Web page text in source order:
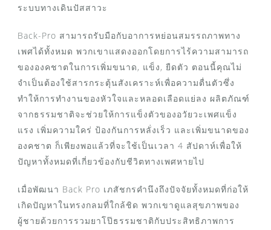
ระบบทางเดินปัสสาวะ
Back-Pro สามารถรับมือกับอาการหย่อนสมรรถภาพทาง
เพศได้ทั้งหมด พวกเขาแสดงออกโดยการไร้ความสามารถ
ขององคชาตในการเพิ่มขนาด, แข็ง, ยืดตัว ตอนนี้คุณไม่
จำเป็นต้องใช้สารกระตุ้นสังเคราะห์เพื่อความตื่นตัวซึ่ง
ทำให้การทำงานของหัวใจและหลอดเลือดแย่ลง ผลิตภัณฑ์
จากธรรมชาติจะช่วยให้การแข็งตัวของอวัยวะเพศแข็ง
แรง เพิ่มความใคร่ ป้องกันการหลั่งเร็ว และเพิ่มขนาดของ
องคชาต ก็เพียงพอแล้วที่จะใช้เป็นเวลา 4 สัปดาห์เพื่อให้
ปัญหาทั้งหมดที่เกี่ยวข้องกับชีวิตทางเพศหายไป
เมื่อพัฒนา Back Pro เภสัชกรคำนึงถึงปัจจัยทั้งหมดที่ก่อให้
เกิดปัญหาในทรงกลมที่ใกล้ชิด พวกเขาดูแลสุขภาพของ
ผู้ชายด้วยการรวมยาโป๊ธรรมชาติกับประสิทธิภาพการ